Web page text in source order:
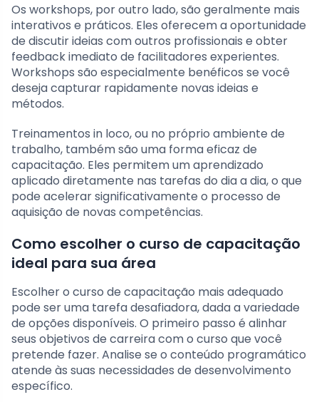
Os workshops, por outro lado, são geralmente mais
interativos e práticos. Eles oferecem a oportunidade
de discutir ideias com outros profissionais e obter
feedback imediato de facilitadores experientes.
Workshops são especialmente benéficos se você
deseja capturar rapidamente novas ideias e
métodos.
Treinamentos in loco, ou no próprio ambiente de
trabalho, também são uma forma eficaz de
capacitação. Eles permitem um aprendizado
aplicado diretamente nas tarefas do dia a dia, o que
pode acelerar significativamente o processo de
aquisição de novas competências.
Como escolher o curso de capacitação
ideal para sua área
Escolher o curso de capacitação mais adequado
pode ser uma tarefa desafiadora, dada a variedade
de opções disponíveis. O primeiro passo é alinhar
seus objetivos de carreira com o curso que você
pretende fazer. Analise se o conteúdo programático
atende às suas necessidades de desenvolvimento
específico.